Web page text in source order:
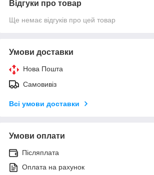
Відгуки про товар
Ще немає відгуків про цей товар
Умови доставки
Нова Пошта
Самовивіз
Всі умови доставки
Умови оплати
Післяплата
Оплата на рахунок